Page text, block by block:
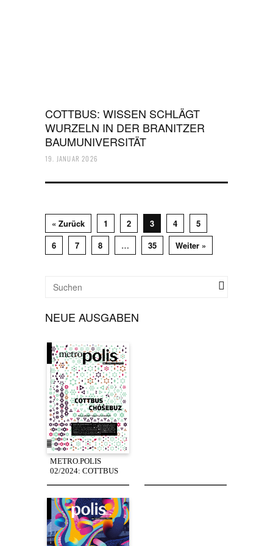
COTTBUS: WISSEN SCHLÄGT
WURZELN IN DER BRANITZER
BAUMUNIVERSITÄT
19. JANUAR 2026
« Zurück 1 2 3 4
5
6
7 8 … 35 Weiter »
NEUE AUSGABEN
METRO.POLIS
02/2024: COTTBUS